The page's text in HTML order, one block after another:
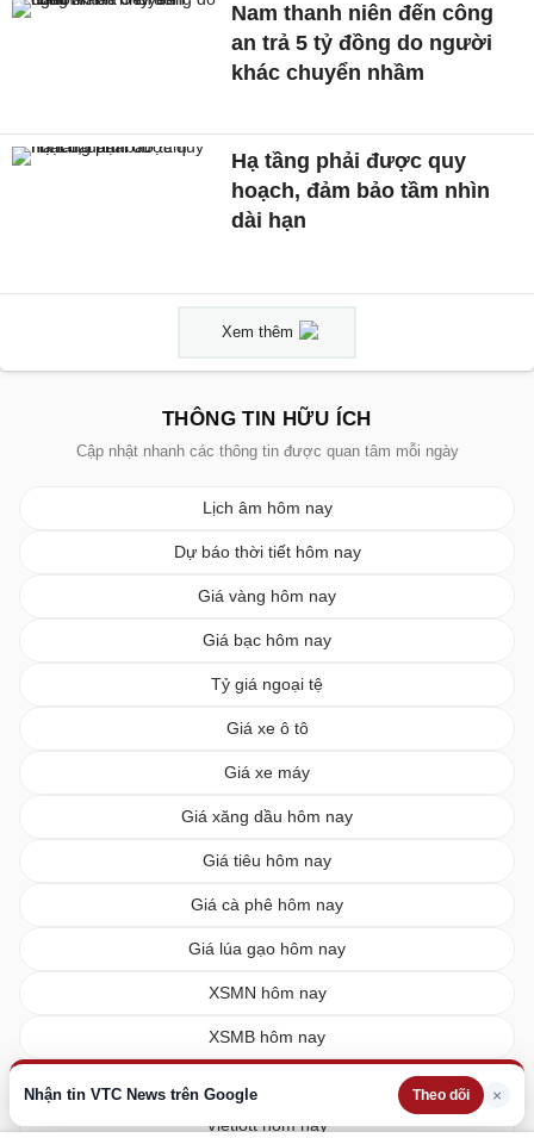
Nhận tin VTC News trên Google Theo dõi ×
Nam thanh niên đến công
an trả 5 tỷ đồng do người
khác chuyển nhầm
Hạ tầng phải được quy
hoạch, đảm bảo tầm nhìn
dài hạn
Xem thêm
THÔNG TIN HỮU ÍCH
Cập nhật nhanh các thông tin được quan tâm mỗi ngày
Lịch âm hôm nay
Dự báo thời tiết hôm nay
Giá vàng hôm nay
Giá bạc hôm nay
Tỷ giá ngoại tệ
Giá xe ô tô
Giá xe máy
Giá xăng dầu hôm nay
Giá tiêu hôm nay
Giá cà phê hôm nay
Giá lúa gạo hôm nay
XSMN hôm nay
XSMB hôm nay
Vietlott hôm nay